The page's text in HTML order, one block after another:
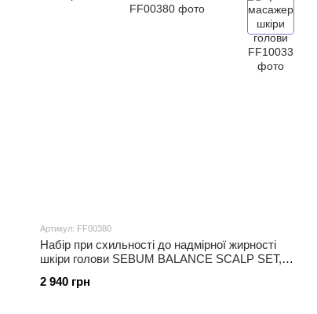
Артикул: FF00380
Набір при схильності до надмірної жирності
шкіри голови SEBUM BALANCE SCALP SET,
2 940 грн